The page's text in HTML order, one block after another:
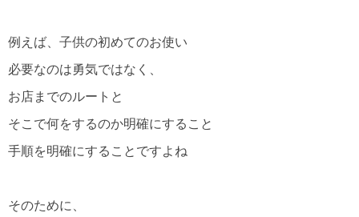
例えば、子供の初めてのお使い
必要なのは勇気ではなく、
お店までのルートと
そこで何をするのか明確にすること
手順を明確にすることですよね
そのために、